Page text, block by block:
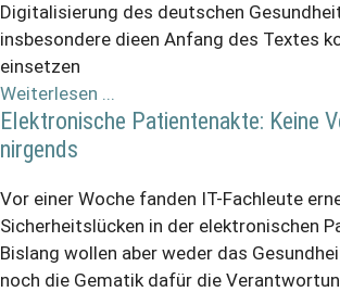
Digitalisierung des deutschen
insbesondere dieen Anfang des Textes
einsetzen
Weiterlesen ...
Elektronische Patientenakte: Keine
nirgends
Vor einer Woche fanden IT-Fachleute
Sicherheitslücken in der elektronischen
Bislang wollen aber weder das
noch die Gematik dafür die